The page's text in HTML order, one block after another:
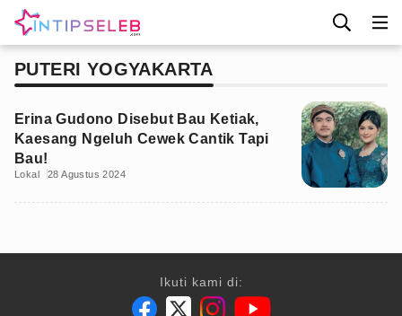
PUTERI YOGYAKARTA
Erina Gudono Disebut Bau Ketiak,
Kaesang Ngeluh Cewek Cantik Tapi
Bau!
Lokal 28 Agustus 2024
Ikuti kami di: